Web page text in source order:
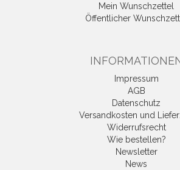
Mein Wunschzettel
Öffentlicher
Impressum
AGB
Datenschutz
Versandkosten und
Widerrufsrecht
Wie bestellen?
Newsletter
News